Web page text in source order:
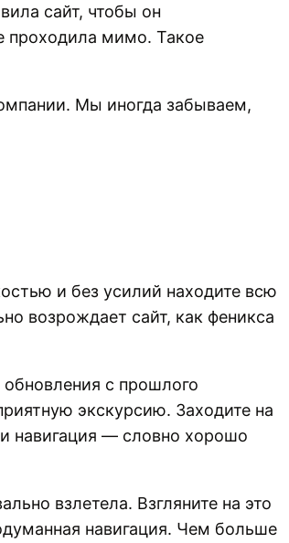
сайт, чтобы он
проходила мимо. Такое
Мы иногда забываем,
и без усилий находите всю
возрождает сайт, как феникса
обновления с прошлого
экскурсию. Заходите на
и навигация — словно хорошо
взлетела. Взгляните на это
навигация. Чем больше